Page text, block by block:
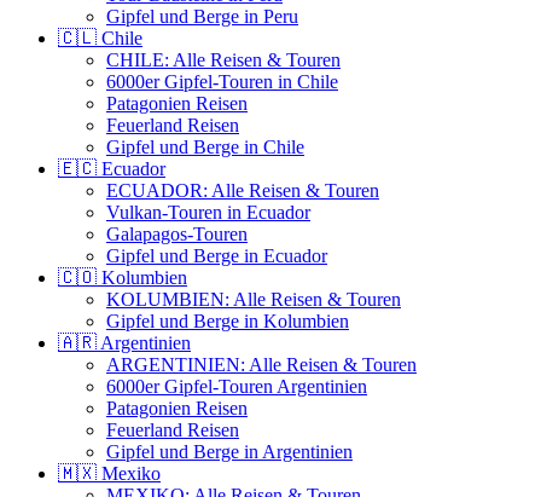
Gipfel und Berge in Peru
🇨🇱 Chile
CHILE: Alle Reisen & Touren
6000er Gipfel-Touren in Chile
Patagonien Reisen
Feuerland Reisen
Gipfel und Berge in Chile
🇪🇨 Ecuador
ECUADOR: Alle Reisen & Touren
Vulkan-Touren in Ecuador
Galapagos-Touren
Gipfel und Berge in Ecuador
🇨🇴 Kolumbien
KOLUMBIEN: Alle Reisen & Touren
Gipfel und Berge in Kolumbien
🇦🇷 Argentinien
ARGENTINIEN: Alle Reisen & Touren
6000er Gipfel-Touren Argentinien
Patagonien Reisen
Feuerland Reisen
Gipfel und Berge in Argentinien
🇲🇽 Mexiko